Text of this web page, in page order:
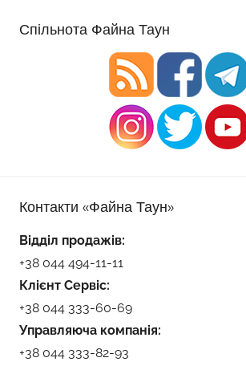
Спільнота Файна Таун
Контакти «Файна Таун»
Відділ продажів:
+38 044 494-11-11
Клієнт Сервіс:
+38 044 333-60-69
Управляюча компанія:
+38 044 333-82-93